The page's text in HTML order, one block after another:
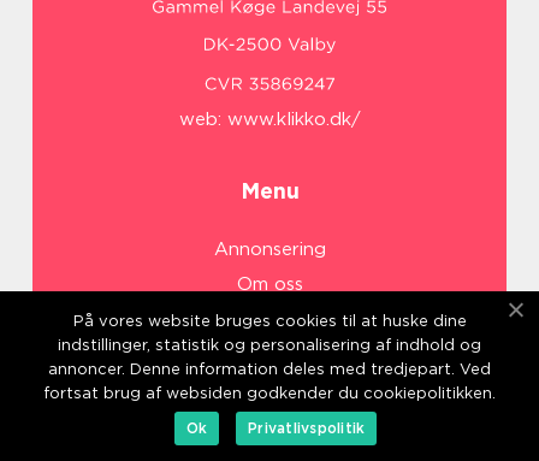
web: www.klikko.dk/
Menu
Annonsering
Om oss
Cookies
Kontakta oss
Sitemap
På vores website bruges cookies til at huske dine
indstillinger, statistik og personalisering af indhold og
annoncer. Denne information deles med tredjepart. Ved
fortsat brug af websiden godkender du cookiepolitikken.
Ok
Privatlivspolitik